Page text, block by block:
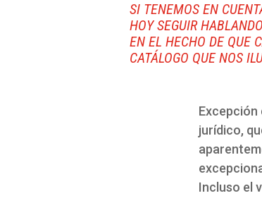
SI TENEMOS EN
HOY SEGUIR
EN EL HECHO DE QUE
CATÁLOGO QUE NOS
Excepción
jurídico,
Incluso el